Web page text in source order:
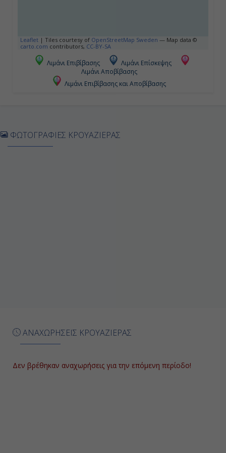
Ολόκληρη Μέρα
Ημέρα 6
Leaflet | Tiles courtesy of OpenStreetMap Sweden — Map data ©
carto.com contributors, CC-BY-SA
Λιμάνι Επιβίβασης
Λιμάνι Επίσκεψης
Λιμάνι Αποβίβασης
Λιμάνι Επιβίβασης και Αποβίβασης
ΑΝΑΧΩΡΗΣΕΙΣ ΚΡΟΥΑΖΙΕΡΑΣ
Δεν βρέθηκαν αναχωρήσεις για την επόμενη περίοδο!
ΦΩΤΟΓΡΑΦΙΕΣ ΚΡΟΥΑΖΙΕΡΑΣ